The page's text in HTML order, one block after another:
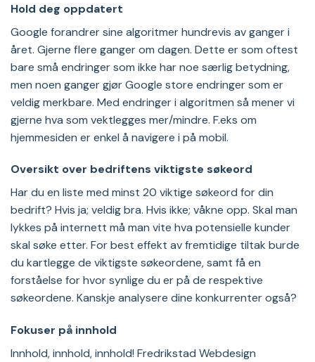
Hold deg oppdatert
Google forandrer sine algoritmer hundrevis av ganger i
året. Gjerne flere ganger om dagen. Dette er som oftest
bare små endringer som ikke har noe særlig betydning,
men noen ganger gjør Google store endringer som er
veldig merkbare. Med endringer i algoritmen så mener vi
gjerne hva som vektlegges mer/mindre. F.eks om
hjemmesiden er enkel å navigere i på mobil.
Oversikt over bedriftens viktigste søkeord
Har du en liste med minst 20 viktige søkeord for din
bedrift? Hvis ja; veldig bra. Hvis ikke; våkne opp. Skal man
lykkes på internett må man vite hva potensielle kunder
skal søke etter. For best effekt av fremtidige tiltak burde
du kartlegge de viktigste søkeordene, samt få en
forståelse for hvor synlige du er på de respektive
søkeordene. Kanskje analysere dine konkurrenter også?
Fokuser på innhold
Innhold, innhold, innhold! Fredrikstad Webdesign